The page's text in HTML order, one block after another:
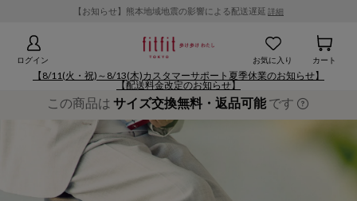
【お知らせ】熊本地域地震の影響による配送遅延 詳細
ログイン お気に入り カート
【8/11(火・祝)～8/13(木)カスタマーサポート夏季休業のお知らせ】
【配送料金改定のお知らせ】
この商品は サイズ交換無料・返品可能です